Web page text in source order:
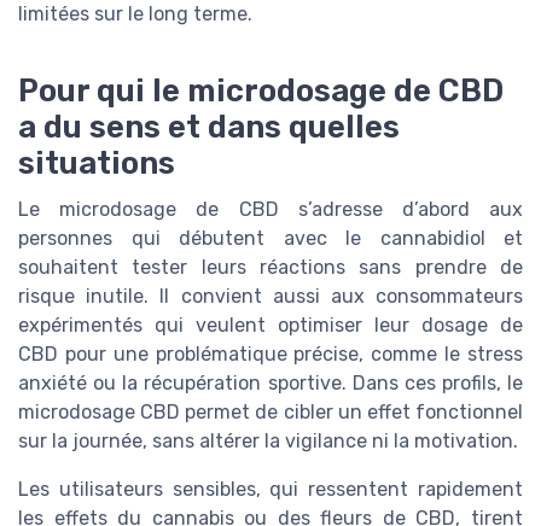
limitées sur le long terme.
Pour qui le microdosage de CBD
a du sens et dans quelles
situations
Le microdosage de CBD s’adresse d’abord aux
personnes qui débutent avec le cannabidiol et
souhaitent tester leurs réactions sans prendre de
risque inutile. Il convient aussi aux consommateurs
expérimentés qui veulent optimiser leur dosage de
CBD pour une problématique précise, comme le stress
anxiété ou la récupération sportive. Dans ces profils, le
microdosage CBD permet de cibler un effet fonctionnel
sur la journée, sans altérer la vigilance ni la motivation.
Les utilisateurs sensibles, qui ressentent rapidement
les effets du cannabis ou des fleurs de CBD, tirent